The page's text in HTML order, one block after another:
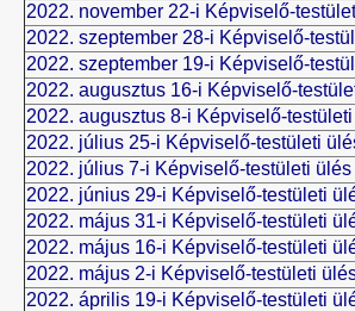
2022. november 22-i Képviselő-
2022. szeptember 28-i Képviselő-
2022. szeptember 19-i Képviselő-
2022. augusztus 16-i Képviselő-
2022. augusztus 8-i Képviselő-
2022. július 25-i Képviselő-testületi
2022. július 7-i Képviselő-testületi
2022. június 29-i Képviselő-testületi
2022. május 31-i Képviselő-testületi
2022. május 16-i Képviselő-testületi
2022. május 2-i Képviselő-testületi
2022. április 19-i Képviselő-testületi